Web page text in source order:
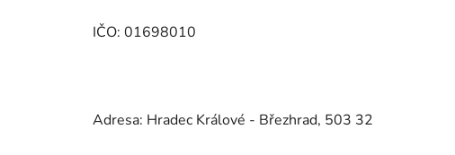
IČO: 01698010
Adresa: Hradec Králové - Březhrad, 503 32